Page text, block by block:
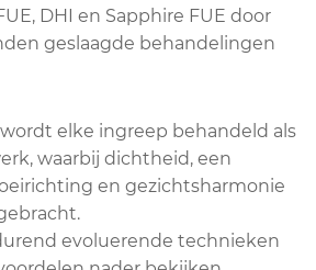
DHI en Sapphire FUE door
geslaagde behandelingen
elke ingreep behandeld als
waarbij dichtheid, een
en gezichtsharmonie
evoluerende technieken